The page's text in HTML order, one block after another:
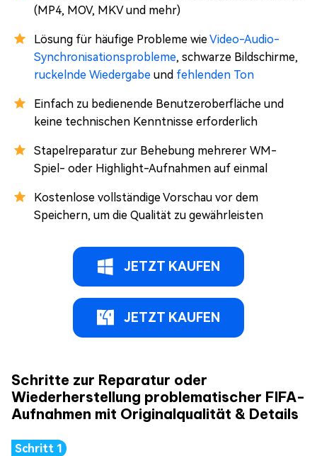
(MP4, MOV, MKV und mehr)
Lösung für häufige Probleme wieVideo-Audio-
Synchronisationsprobleme, schwarze Bildschirme,
ruckelnde Wiedergabe und fehlenden Ton
Einfach zu bedienende Benutzeroberfläche und
keine technischen Kenntnisse erforderlich
Stapelreparatur zur Behebung mehrerer WM-
Spiel- oder Highlight-Aufnahmen auf einmal
Kostenlose vollständige Vorschau vor dem
Speichern, um die Qualität zu gewährleisten
JETZT KAUFEN
JETZT KAUFEN
Schritte zur Reparatur oder
Wiederherstellung problematischer FIFA-
Aufnahmen mit Originalqualität & Details